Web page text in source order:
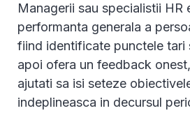
Managerii sau specialistii HR
performanta generala a
fiind identificate punctele tari
apoi ofera un feedback
ajutati sa isi seteze
indeplineasca in decursul